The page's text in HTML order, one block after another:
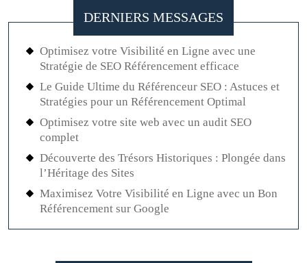
DERNIERS MESSAGES
Optimisez votre Visibilité en Ligne avec une
Stratégie de SEO Référencement efficace
Le Guide Ultime du Référenceur SEO : Astuces et
Stratégies pour un Référencement Optimal
Optimisez votre site web avec un audit SEO
complet
Découverte des Trésors Historiques : Plongée dans
l’Héritage des Sites
Maximisez Votre Visibilité en Ligne avec un Bon
Référencement sur Google